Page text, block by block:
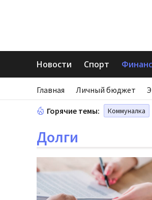
Новости Спорт
Главная Личный бюджет
Горячие темы: Коммуналка
Долги